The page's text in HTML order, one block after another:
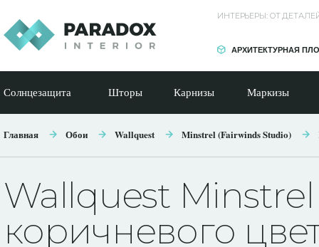
ИНТЕРЬЕРЫ: ОТ
АРХИТЕКТУРНАЯ
Солнцезащита Шторы Карнизы Маркизы
Главная Обои Wallquest Minstrel (Fairwinds Studio)
Wallquest
коричневого